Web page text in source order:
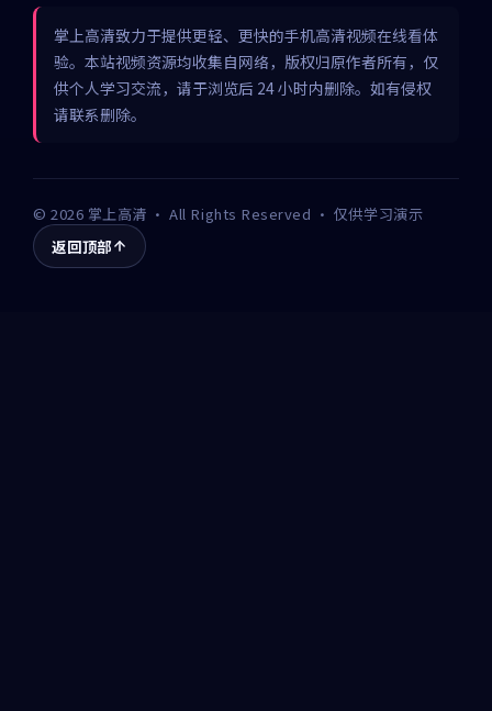
掌上高清致力于提供更轻、更快的手机高清视频在线看体
验。本站视频资源均收集自网络，版权归原作者所有，仅
供个人学习交流，请于浏览后 24 小时内删除。如有侵权
请联系删除。
©2026 掌上高清 · All Rights Reserved · 仅供学习演示
返回顶部